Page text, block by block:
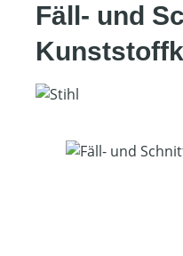
Fäll- und
Bildergalerie